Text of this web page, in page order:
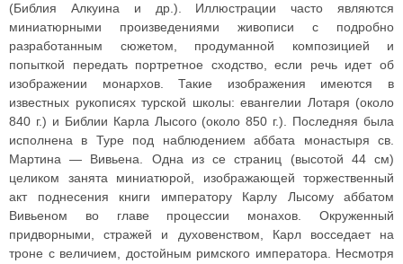
(Библия Алкуина и др.). Иллюстрации часто являются
миниатюрными произведениями живописи с подробно
разработанным сюжетом, продуманной композицией и
попыткой передать портретное сходство, если речь идет об
изображении монархов. Такие изображения имеются в
известных рукописях турской школы: евангелии Лотаря (около
840 г.) и Библии Карла Лысого (около 850 г.). Последняя была
исполнена в Туре под наблюдением аббата монастыря св.
Мартина — Вивьена. Одна из се страниц (высотой 44 см)
целиком занята миниатюрой, изображающей торжественный
акт поднесения книги императору Карлу Лысому аббатом
Вивьеном во главе процессии монахов. Окруженный
придворными, стражей и духовенством, Карл восседает на
троне с величием, достойным римского императора. Несмотря